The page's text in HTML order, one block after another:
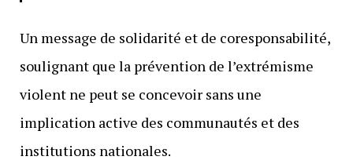
Un message de solidarité et de coresponsabilité,
soulignant que la prévention de l’extrémisme
violent ne peut se concevoir sans une
implication active des communautés et des
institutions nationales.